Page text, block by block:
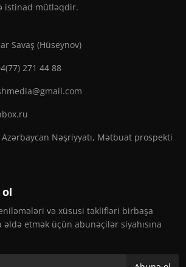
istinad mütləqdir.
Savaş (Hüseynov)
271 44 88
Azərbaycan Nəşriyyatı, Mətbuat prospekti
ol
və xüsusi təklifləri birbaşa
etmək üçün abunəçilər siyahısına